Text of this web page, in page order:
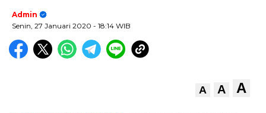
Admin
Senin, 27 Januari 2020 - 18:14 WIB
A A A